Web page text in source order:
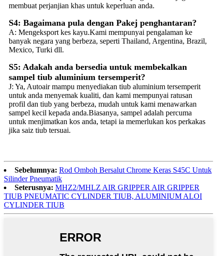
membuat perjanjian khas untuk keperluan anda.
S4: Bagaimana pula dengan Pakej penghantaran?
A: Mengeksport kes kayu.Kami mempunyai pengalaman ke
banyak negara yang berbeza, seperti Thailand, Argentina, Brazil,
Mexico, Turki dll.
S5: Adakah anda bersedia untuk membekalkan
sampel tiub aluminium tersemperit?
J: Ya, Autoair mampu menyediakan tiub aluminium tersemperit
untuk anda menyemak kualiti, dan kami mempunyai ratusan
profil dan tiub yang berbeza, mudah untuk kami menawarkan
sampel kecil kepada anda.Biasanya, sampel adalah percuma
untuk menjimatkan kos anda, tetapi ia memerlukan kos perkakas
jika saiz tiub tersuai.
Sebelumnya: Rod Omboh Bersalut Chrome Keras S45C Untuk
Silinder Pneumatik
Seterusnya: MHZ2/MHLZ AIR GRIPPER AIR GRIPPER
TIUB PNEUMATIC CYLINDER TIUB, ALUMINIUM ALOI
CYLINDER TIUB